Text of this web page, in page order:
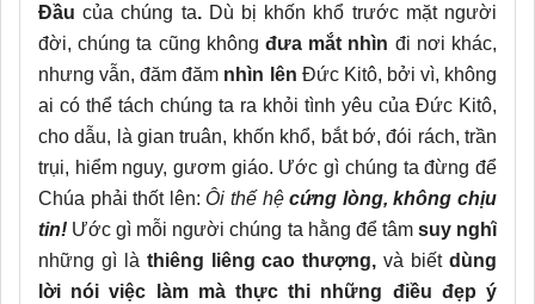
Đầucủa chúng ta. Dù bị khốn khổ trước mặt người
đời, chúng ta cũng không đưa mắt nhìn đi nơi khác,
nhưng vẫn, đăm đăm nhìn lên Đức Kitô, bởi vì, không
ai có thể tách chúng ta ra khỏi tình yêu của Đức Kitô,
cho dẫu, là gian truân, khốn khổ, bắt bớ, đói rách, trần
trụi, hiểm nguy, gươm giáo. Ước gì chúng ta đừng để
Chúa phải thốt lên: Ôi thế hệcứng lòng, không chịu
tin! Ước gì mỗi người chúng ta hằng để tâm suy nghĩ
những gì là thiêng liêng cao thượng, và biếtdùng
lời nói việc làm mà thực thi những điều đẹp ý